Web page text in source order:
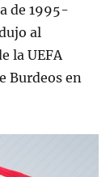
de 1995-
al
la UEFA
Burdeos en